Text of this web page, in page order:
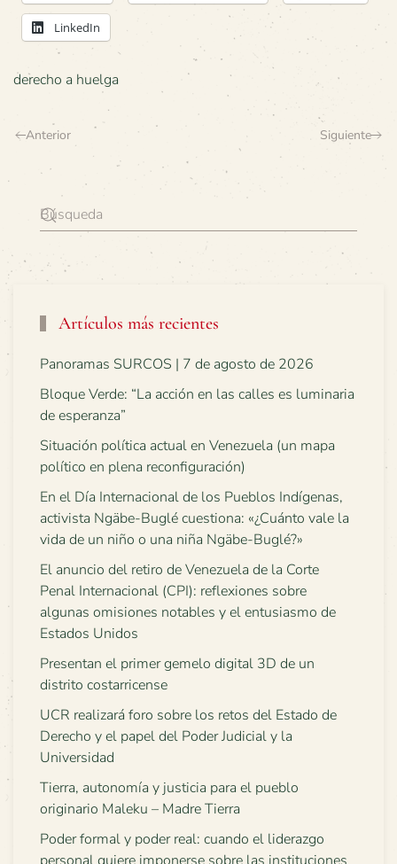
LinkedIn
derecho a huelga
Anterior Siguiente
Artículos más recientes
Panoramas SURCOS | 7 de agosto de 2026
Bloque Verde: “La acción en las calles es luminaria
de esperanza”
Situación política actual en Venezuela (un mapa
político en plena reconfiguración)
En el Día Internacional de los Pueblos Indígenas,
activista Ngäbe-Buglé cuestiona: «¿Cuánto vale la
vida de un niño o una niña Ngäbe-Buglé?»
El anuncio del retiro de Venezuela de la Corte
Penal Internacional (CPI): reflexiones sobre
algunas omisiones notables y el entusiasmo de
Estados Unidos
Presentan el primer gemelo digital 3D de un
distrito costarricense
UCR realizará foro sobre los retos del Estado de
Derecho y el papel del Poder Judicial y la
Universidad
Tierra, autonomía y justicia para el pueblo
originario Maleku – Madre Tierra
Poder formal y poder real: cuando el liderazgo